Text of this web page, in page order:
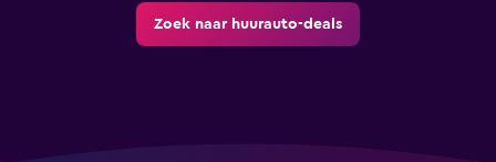
Zoek naar huurauto-deals